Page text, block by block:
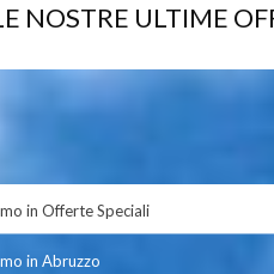
NOSTRE ULTIME
in Offerte Speciali
in Abruzzo